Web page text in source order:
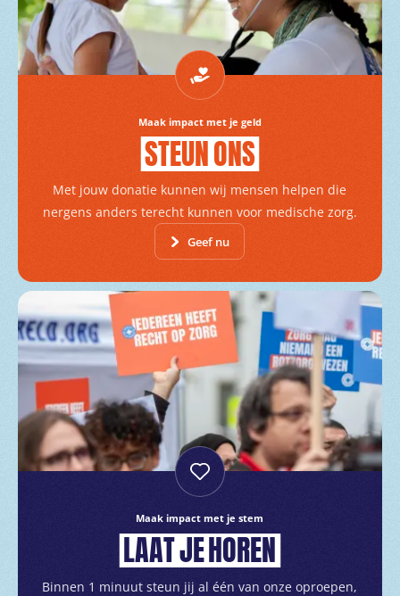
Maak impact met je geld
STEUNONS
Met jouw donatie kunnen wij mensen helpen die
nergens anders terecht kunnen voor medische zorg.
Geef nu
Maak impact met je stem
LAATJEHOREN
Binnen 1 minuut steun jij al één van onze oproepen,